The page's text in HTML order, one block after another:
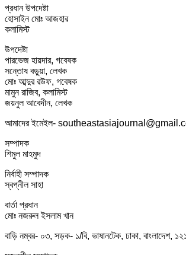
প্রধান উপদেষ্টা
হোসাইন মোঃ আজহার
কলামিস্ট
উপদেষ্টা
পারভেজ হায়দার, গবেষক
সন্তোষ বড়ুয়া, লেখক
মোঃ আব্দুর রউফ, গবেষক
মামুন রাজিব, কলামিস্ট
জয়নুল আবেদীন, লেখক
আমাদের ইমেইল-
সম্পাদক
শিমুল মাহমুদ
নির্বাহী সম্পাদক
স্বপ্নীল সাহা
বার্তা প্রধান
মোঃ নজরুল ইসলাম খান
বাড়ি নম্বর- ০৩, সড়ক- ১/বি, ভাষানটেক, ঢাকা, বাংলাদেশ,